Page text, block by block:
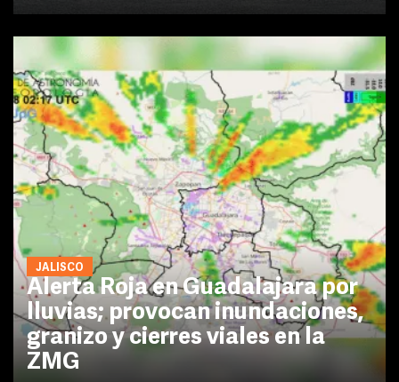
JALISCO
Alerta Roja en Guadalajara por
lluvias; provocan inundaciones,
granizo y cierres viales en la
ZMG